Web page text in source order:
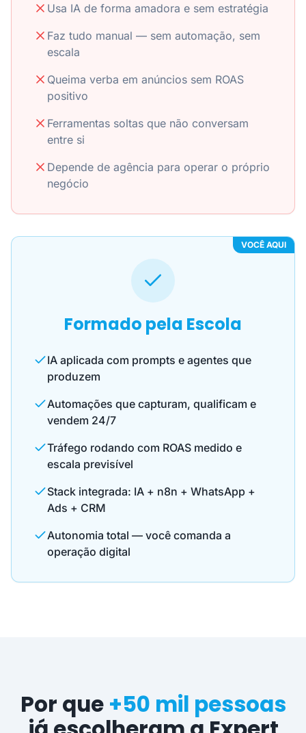
Usa IA de forma amadora e sem estratégia
Faz tudo manual — sem automação, sem
escala
Queima verba em anúncios sem ROAS
positivo
Ferramentas soltas que não conversam
entre si
Depende de agência para operar o próprio
negócio
VOCÊ AQUI
Formado pela Escola
IA aplicada com prompts e agentes que
produzem
Automações que capturam, qualificam e
vendem 24/7
Tráfego rodando com ROAS medido e
escala previsível
Stack integrada: IA + n8n + WhatsApp +
Ads + CRM
Autonomia total — você comanda a
operação digital
Por que +50 mil pessoas